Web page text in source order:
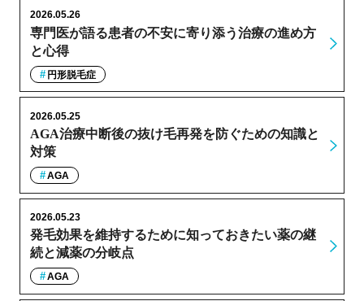
専門医が語る患者の不安に寄り添う治療の進め方
と心得
2026.05.26
円形脱毛症
AGA治療中断後の抜け毛再発を防ぐための知識と
対策
2026.05.25
AGA
発毛効果を維持するために知っておきたい薬の継
続と減薬の分岐点
2026.05.23
AGA